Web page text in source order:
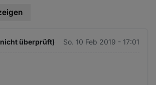
überprüft) So. 10 Feb 2019 - 17:01